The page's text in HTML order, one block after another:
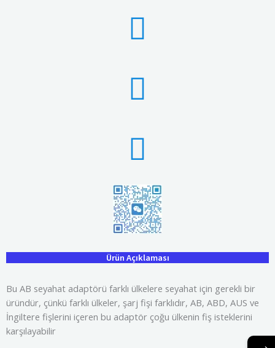
Ürün Açıklaması
Bu AB seyahat adaptörü farklı ülkelere seyahat için gerekli bir
üründür, çünkü farklı ülkeler, şarj fişi farklıdır, AB, ABD, AUS ve
İngiltere fişlerini içeren bu adaptör çoğu ülkenin fiş isteklerini
karşılayabilir